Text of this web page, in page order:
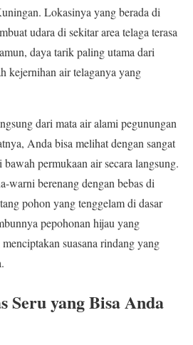
Lokasinya yang berada di
udara di sekitar area telaga terasa
daya tarik paling utama dari
kejernihan air telaganya yang
dari mata air alami pegunungan
Anda bisa melihat dengan sangat
permukaan air secara langsung.
warni berenang dengan bebas di
pohon yang tenggelam di dasar
pepohonan hijau yang
suasana rindang yang
Seru yang Bisa Anda